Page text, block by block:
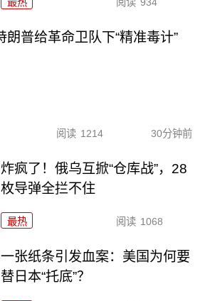
普给革命卫队下“精准毒计”
阅读 1214 30分钟前
炸疯了！俄乌互掀“仓库战”，28
枚导弹全拦不住
最热 阅读 1068
一张纸条引发血案：美国为何要
替日本“托底”？